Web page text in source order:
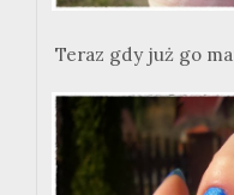
Teraz gdy już go